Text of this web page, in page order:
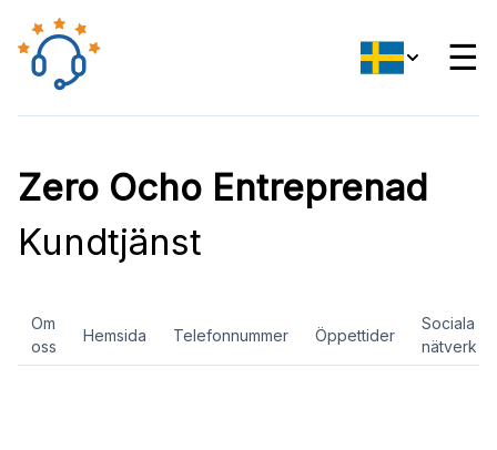
☰
Zero Ocho Entreprenad
Kundtjänst
Om
oss
Hemsida Telefonnummer Öppettider
Sociala
nätverk